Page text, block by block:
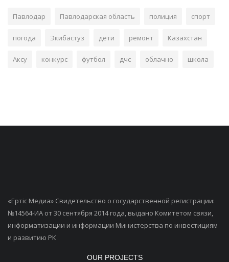
Павлодар Павлодарская область полиция спорт
погода Экибастуз дети ремонт Казахстан
Аксу конкурс футбол дчс облачно школа
«Ертiс Медиа» Свидетельство о государственной регистрации:
№14564-ИА от 30 сентября 2014 года, выдано Комитетом связи,
информатизации и информации Министерства по инвестициям
и развитию РК
OUR PROJECTS